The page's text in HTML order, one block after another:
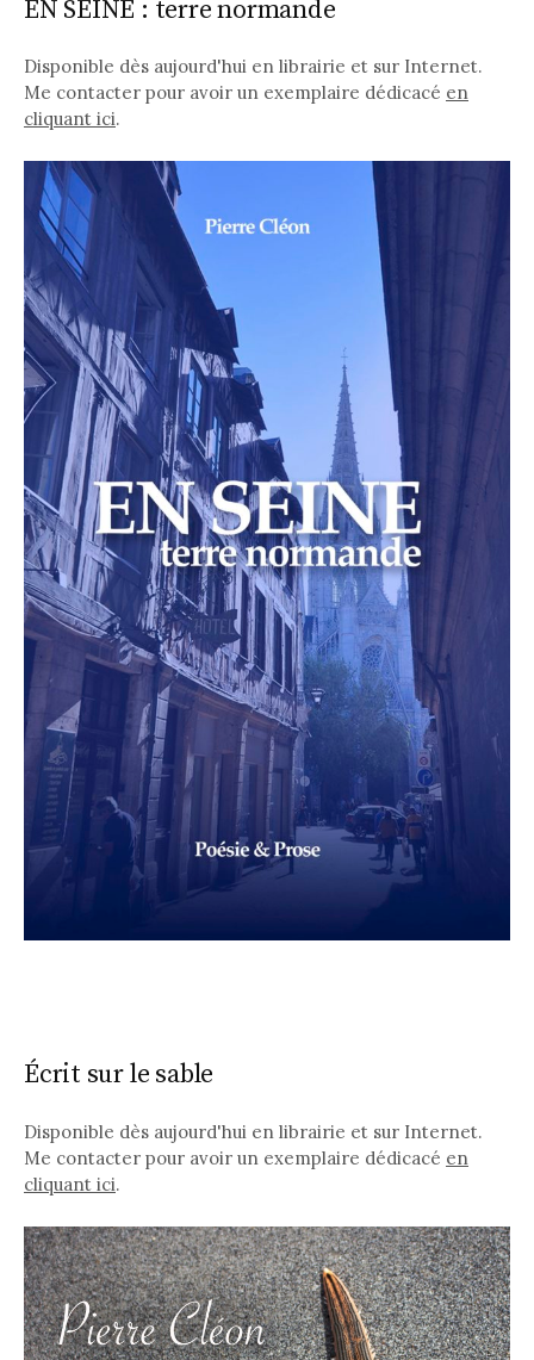
EN SEINE : terre normande
Disponible dès aujourd'hui en librairie et sur Internet.
Me contacter pour avoir un exemplaire dédicacé en
cliquant ici.
Écrit sur le sable
Disponible dès aujourd'hui en librairie et sur Internet.
Me contacter pour avoir un exemplaire dédicacé en
cliquant ici.